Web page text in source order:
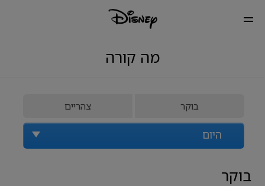
מה קורה
בוקר צהריים
היום
בוקר